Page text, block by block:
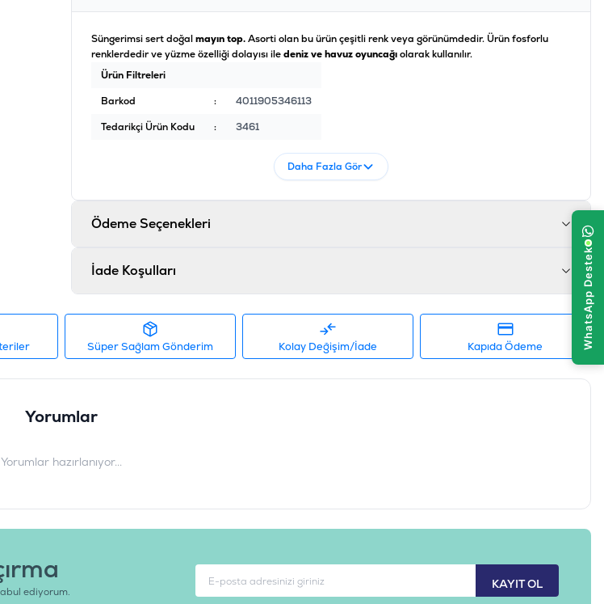
Süngerimsi sert doğalmayın top.Asorti olan bu ürün çeşitli renk veya görünümdedir. Ürün fosforlu
renklerdedir ve yüzme özelliği dolayısı iledeniz ve havuz oyuncağıolarak kullanılır.
Ürün Filtreleri
Barkod
:
4011905346113
Tedarikçi Ürün Kodu
: 3461
Daha Fazla Gör
Ödeme Seçenekleri
İade Koşulları
Süper Sağlam Gönderim Kolay Değişim/İade Kapıda Ödeme
Yorumlar
Yorumlar hazırlanıyor...
KAYIT OL
ediyorum.